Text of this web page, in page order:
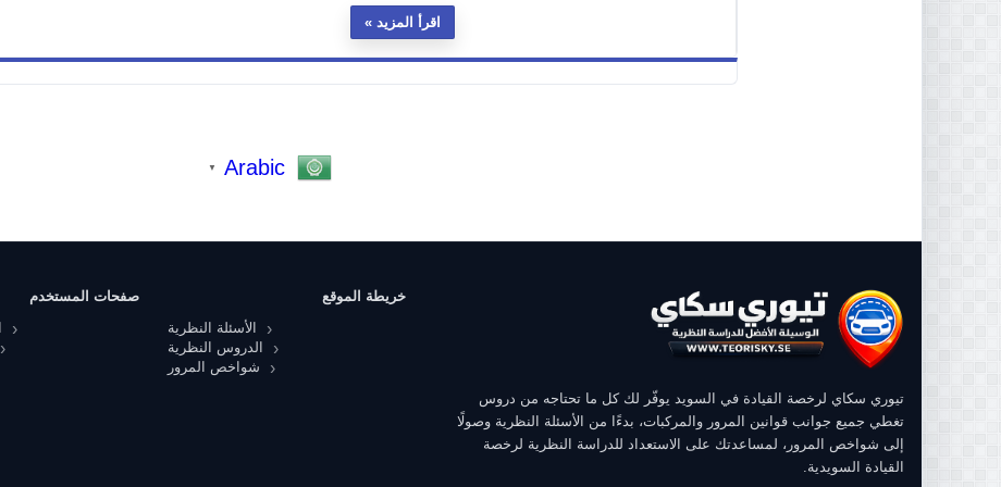
اقرأ المزيد
Arabic
▼
تيوري سكاي لرخصة القيادة في السويد يوفّر لك كل ما تحتاجه من دروس
تغطي جميع جوانب قوانين المرور والمركبات، بدءًا من الأسئلة النظرية وصولًا
إلى شواخص المرور، لمساعدتك على الاستعداد للدراسة النظرية لرخصة
القيادة السويدية.
خريطة الموقع
الأسئلة النظرية
الدروس النظرية
شواخص المرور
صفحات المستخدم